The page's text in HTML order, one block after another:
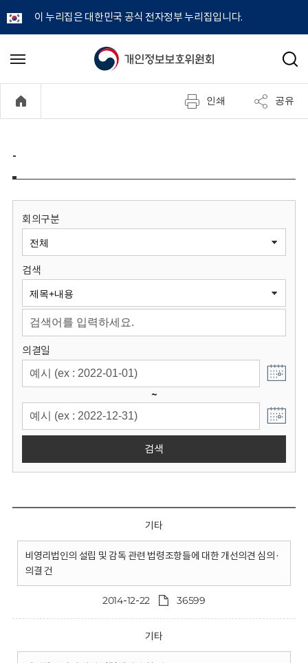
이 누리집은 대한민국 공식 전자정부 누리집입니다.
개
정
보
원
회
메
기
검
인쇄 공유
-
회의구분
검색
의결일
~
검색
기타
비영리법인의 설립 및 감독 관련 법령조항들에 대한 개선의견 심의·
의결 건
2014-12-22 36599
기타